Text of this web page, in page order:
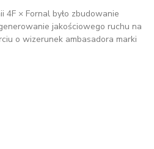
4F × Fornal było zbudowanie
jakościowego ruchu na
o wizerunek ambasadora marki